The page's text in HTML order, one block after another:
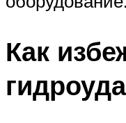
Как